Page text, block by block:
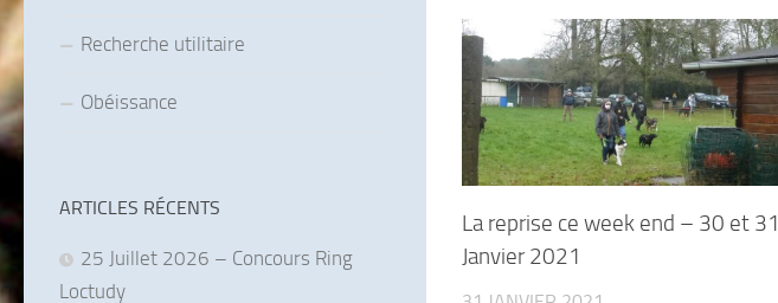
La reprise ce week end – 30 et 31
Janvier 2021
Recherche utilitaire
Obéissance
ARTICLES RÉCENTS
25 Juillet 2026 – Concours Ring
Loctudy